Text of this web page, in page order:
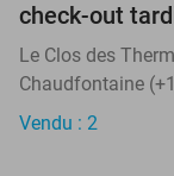
check-out
Le Clos des
Chaudfontaine
Vendu : 2